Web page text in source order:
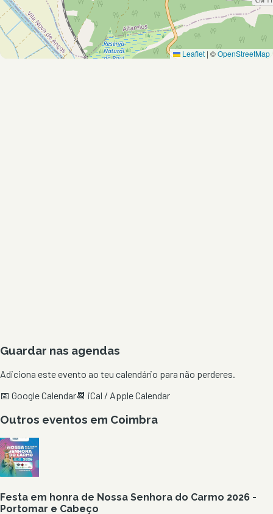
Leaflet | ©OpenStreetMap
Guardar nas agendas
Adiciona este evento ao teu calendário para não perderes.
📅 Google Calendar📆 iCal / Apple Calendar
Outros eventos em Coimbra
Festa em honra de Nossa Senhora do Carmo 2026 -
Portomar e Cabeço